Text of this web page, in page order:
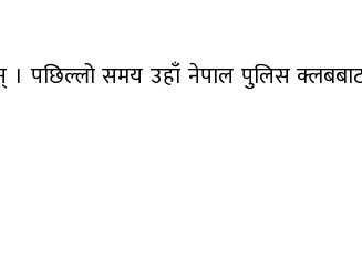
। पछिल्लो समय उहाँ नेपाल पुलिस